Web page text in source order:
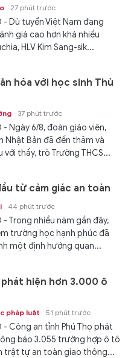
27 phút trước
- Dù tuyển Việt Nam đang
giá cao hơn khá nhiều
HLV Kim Sang-sik...
hóa với học sinh Thủ
37 phút trước
- Ngày 6/8, đoàn giáo viên,
Nhật Bản đã đến thăm và
với thầy, trò Trường THCS...
từ cảm giác an toàn
44 phút trước
- Trong nhiều năm gần đây,
trường học hạnh phúc đã
một định hướng quan...
hiện hơn 3.000 ô
pháp luật 51 phút trước
- Công an tỉnh Phú Thọ phát
báo 3.055 trường hợp ô tô
trật tự an toàn giao thông...